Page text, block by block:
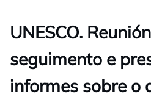
UNESCO.
seguimento e
informes sobre o